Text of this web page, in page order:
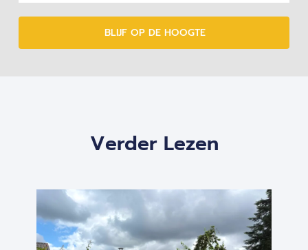
BLIJF OP DE HOOGTE
Verder Lezen